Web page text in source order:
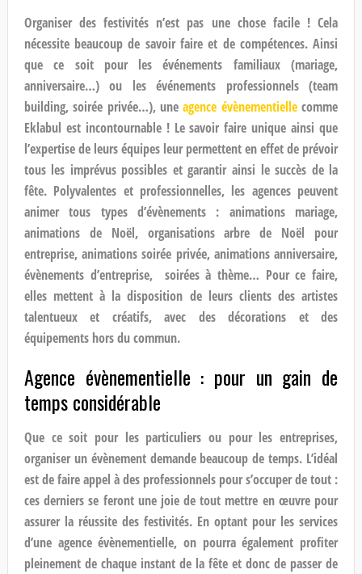
Organiser des festivités n’est pas une chose facile ! Cela
nécessite beaucoup de savoir faire et de compétences. Ainsi
que ce soit pour les événements familiaux (mariage,
anniversaire…) ou les événements professionnels (team
building, soirée privée…), uneagence évènementiellecomme
Eklabul est incontournable ! Le savoir faire unique ainsi que
l’expertise de leurs équipes leur permettent en effet de prévoir
tous les imprévus possibles et garantir ainsi le succès de la
fête. Polyvalentes et professionnelles, les agences peuvent
animer tous types d’évènements : animations mariage,
animations de Noël, organisations arbre de Noël pour
entreprise, animations soirée privée, animations anniversaire,
évènements d’entreprise, soirées à thème… Pour ce faire,
elles mettent à la disposition de leurs clients des artistes
talentueux et créatifs, avec des décorations et des
équipements hors du commun.
Agence évènementielle : pour un gain de
temps considérable
Que ce soit pour les particuliers ou pour les entreprises,
organiser un évènement demande beaucoup de temps. L’idéal
est de faire appel à des professionnels pour s’occuper de tout :
ces derniers se feront une joie de tout mettre en œuvre pour
assurer la réussite des festivités. En optant pour les services
d’une agence évènementielle, on pourra également profiter
pleinement de chaque instant de la fête et donc de passer de